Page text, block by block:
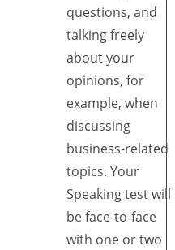
questions, and
talking freely
about your
opinions, for
example, when
discussing
business-related
topics. Your
Speaking test will
be face-to-face
with one or two